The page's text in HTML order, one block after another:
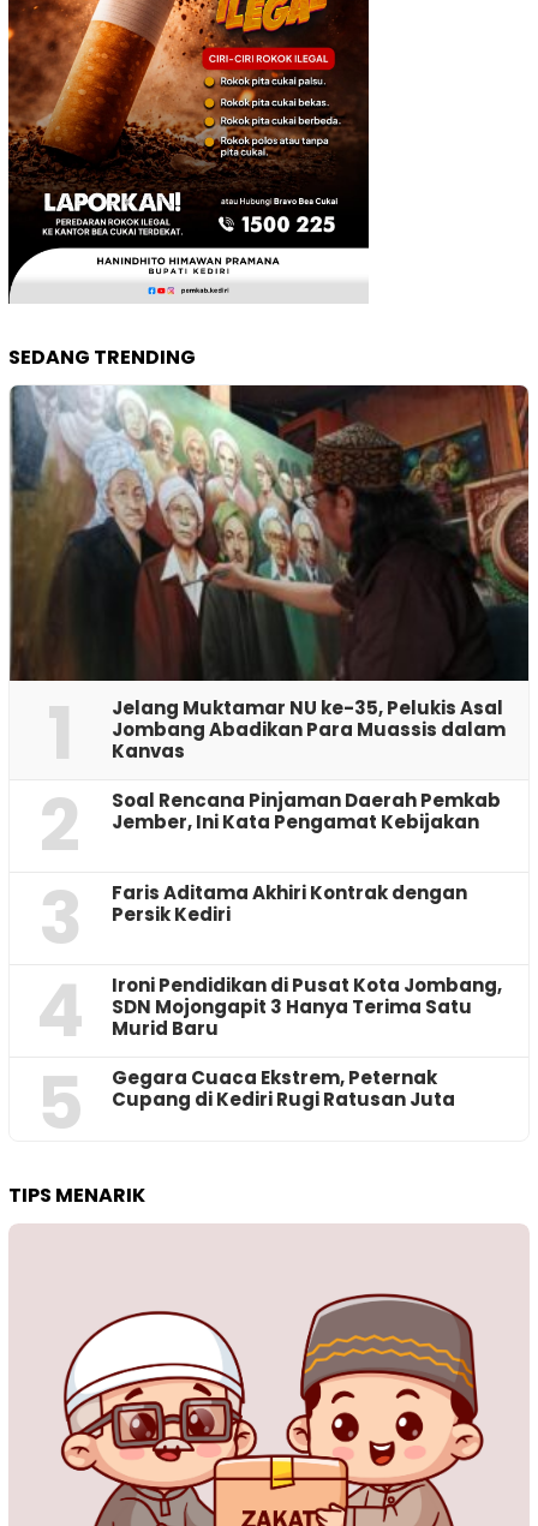
SEDANG TRENDING
1
Jelang Muktamar NU ke-35, Pelukis Asal
Jombang Abadikan Para Muassis dalam
Kanvas
2
‎Soal Rencana Pinjaman Daerah Pemkab
Jember, Ini Kata Pengamat Kebijakan ‎
3
Faris Aditama Akhiri Kontrak dengan
Persik Kediri
4
Ironi Pendidikan di Pusat Kota Jombang,
SDN Mojongapit 3 Hanya Terima Satu
Murid Baru
5
‎Gegara Cuaca Ekstrem, Peternak
Cupang di Kediri Rugi Ratusan Juta
TIPS MENARIK